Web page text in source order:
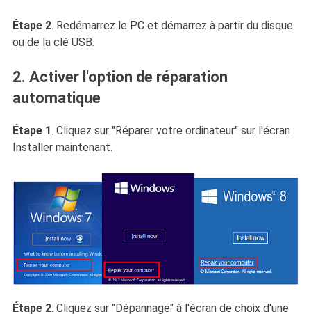
Étape 2. Redémarrez le PC et démarrez à partir du disque
ou de la clé USB.
2. Activer l'option de réparation
automatique
Étape 1. Cliquez sur "Réparer votre ordinateur" sur l'écran
Installer maintenant.
Étape 2. Cliquez sur "Dépannage" à l'écran de choix d'une